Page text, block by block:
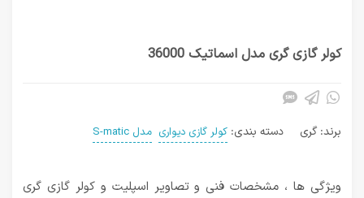
کولر گازی گری مدل اسماتیک 36000
برند: گری دسته بندی: کولر گازی دیواری مدل S-matic
ویژگی ها ، مشخصات فنی و تصاویر اسپلیت و کولر گازی گری